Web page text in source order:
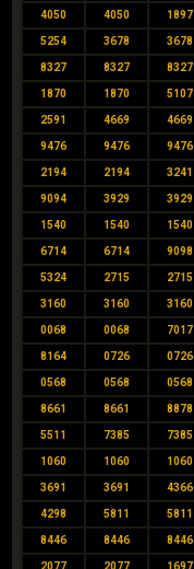
4050 4050 1897
5254 3678 3678
8327 8327 8327
1870 1870 5107
2591 4669 4669
9476 9476 9476
2194 2194 3241
9094 3929 3929
1540 1540 1540
6714 6714 9098
5324 2715 2715
3160 3160 3160
0068 0068 7017
8164 0726 0726
0568 0568 0568
8661 8661 8878
5511 7385 7385
1060 1060 1060
3691 3691 4366
4298 5811 5811
8446 8446 8446
2077 2077 1697